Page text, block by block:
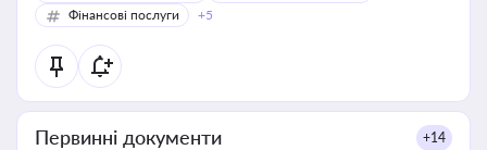
Фінансові послуги
+5
Первинні документи +14